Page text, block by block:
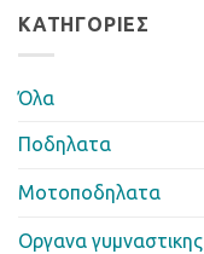
ΚΑΤΗΓΟΡΊΕΣ
Όλα
Ποδηλατα
Μοτοποδηλατα
Οργανα γυμναστικης